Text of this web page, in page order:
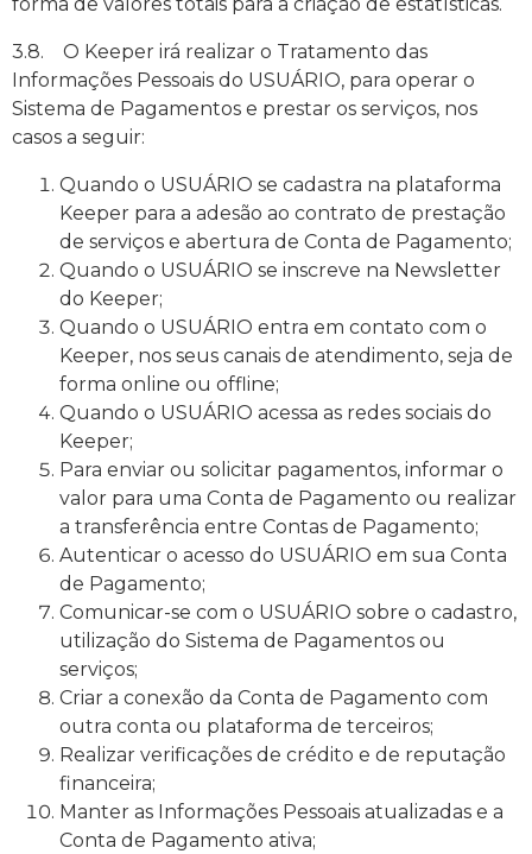
3.8. O Keeper irá realizar o Tratamento das
Informações Pessoais do USUÁRIO, para operar o
Sistema de Pagamentos e prestar os serviços, nos
casos a seguir:
Quando o USUÁRIO se cadastra na plataforma
Keeper para a adesão ao contrato de prestação
de serviços e abertura de Conta de Pagamento;
Quando o USUÁRIO se inscreve na Newsletter
do Keeper;
Quando o USUÁRIO entra em contato com o
Keeper, nos seus canais de atendimento, seja de
forma online ou offline;
Quando o USUÁRIO acessa as redes sociais do
Keeper;
Para enviar ou solicitar pagamentos, informar o
valor para uma Conta de Pagamento ou realizar
a transferência entre Contas de Pagamento;
Autenticar o acesso do USUÁRIO em sua Conta
de Pagamento;
Comunicar-se com o USUÁRIO sobre o cadastro,
utilização do Sistema de Pagamentos ou
serviços;
Criar a conexão da Conta de Pagamento com
outra conta ou plataforma de terceiros;
Realizar verificações de crédito e de reputação
financeira;
Manter as Informações Pessoais atualizadas e a
Conta de Pagamento ativa;